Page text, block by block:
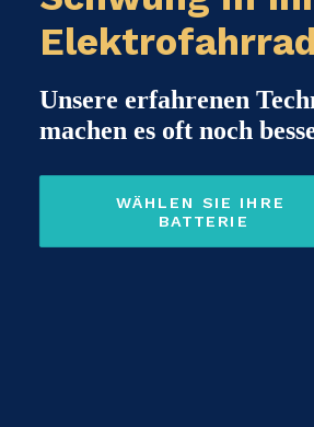
Unsere erfahrenen
machen es oft noch
WÄHLEN SIE IHRE
BATTERIE